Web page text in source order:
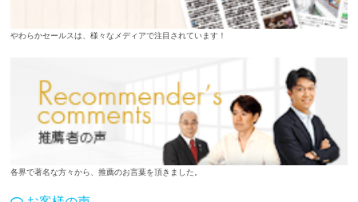
やわらかセールスは、様々なメディアで注目されています！
各界で著名な方々から、推薦のお言葉を頂きました。